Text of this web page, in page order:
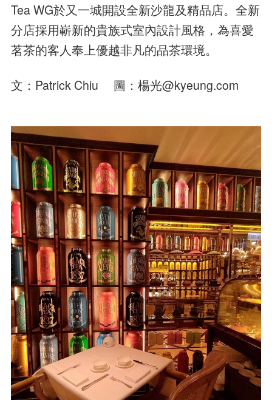
Tea WG於又一城開設全新沙龍及精品店。全新
分店採用嶄新的貴族式室內設計風格，為喜愛
茗茶的客人奉上優越非凡的品茶環境。
文：Patrick Chiu 圖：楊光@kyeung.com